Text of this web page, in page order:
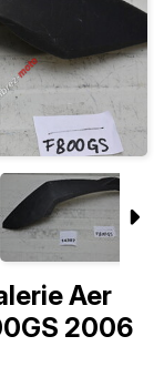
Aer
2006